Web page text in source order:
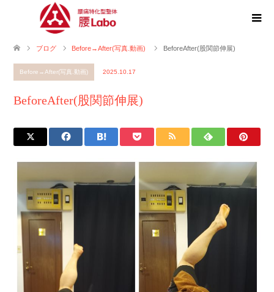
ブログ Before→After(写真.動画) BeforeAfter(股関節伸展)
Before→After(写真.動画) 2025.10.17
BeforeAfter(股関節伸展)